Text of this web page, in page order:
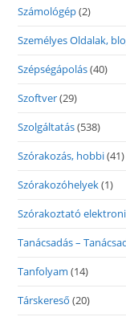
Számológép(2)
Személyes Oldalak,
Szépségápolás(40)
Szoftver(29)
Szolgáltatás(538)
Szórakozás, hobbi(41)
Szórakozóhelyek(1)
Szórakoztató
Tanácsadás –
Tanfolyam (14)
Társkereső (20)